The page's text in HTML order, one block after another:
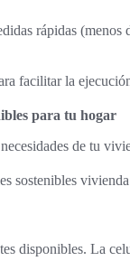
rápidas
facilitar la
para tu hogar
de tu
sostenibles
disponibles. La